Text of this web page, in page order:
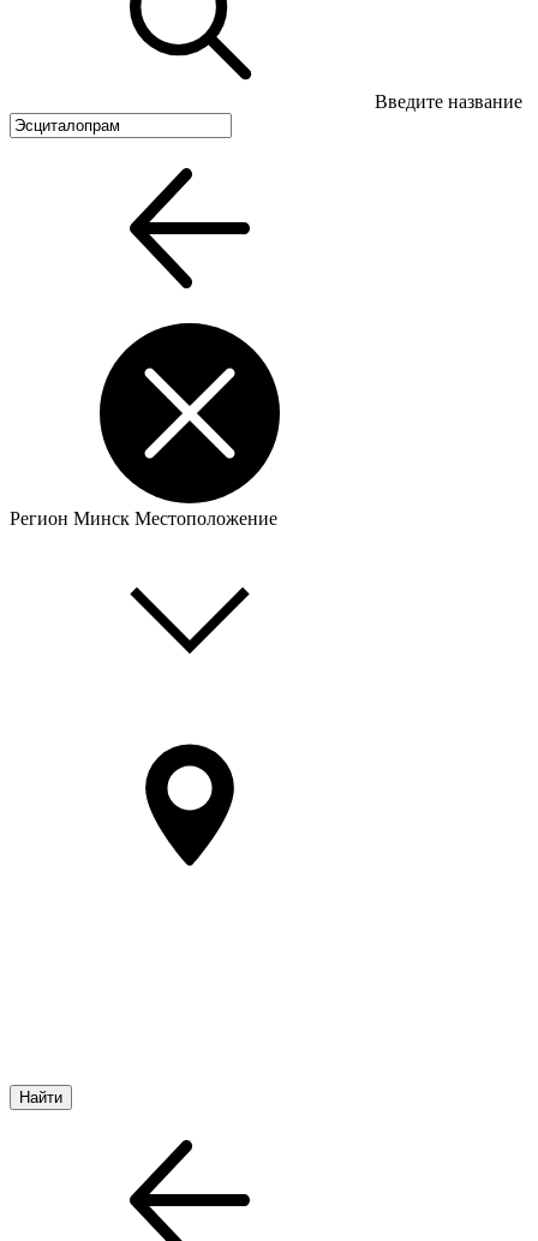
Введите название
Регион Минск Местоположение